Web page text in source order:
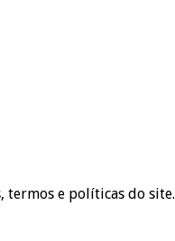
termos e políticas do site.